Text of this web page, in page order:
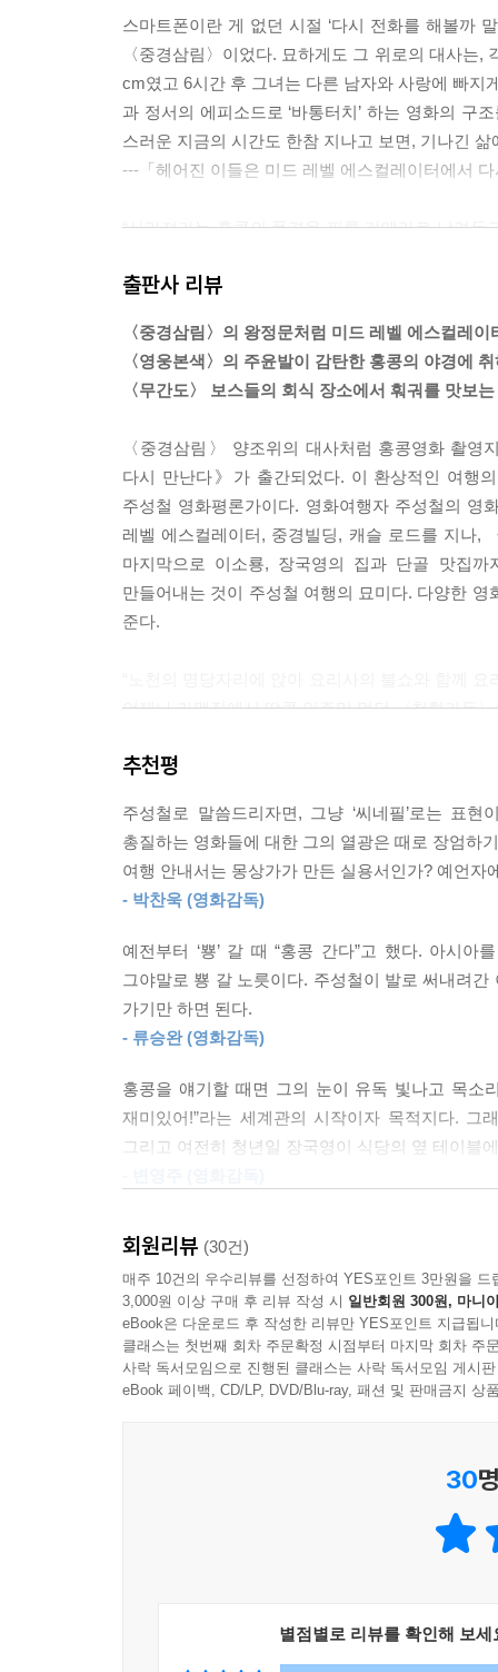
스마트폰이란 게 없던 시절 ‘다시 전화를 해볼까
〈중경삼림〉이었다. 묘하게도 그 위로의 대사는
cm였고 6시간 후 그녀는 다른 남자와 사랑에 빠지
과 정서의 에피소드로 ‘바통터치’ 하는 영화의 구
스러운 지금의 시간도 한참 지나고 보면, 기나긴
---「헤어진 이들은 미드 레벨 에스컬레이터에서
“사라져가는 홍콩의 풍경을 필름 카메라로 남겨
---「홍콩의 퐁피두 센터, 타이퀀」 중에서
하나의 공간 안에 이렇게 서로 다른 영화가 만나
콩은 그 자체로 영화 같은 곳이다. 이것이 우리가
---「소호의 시작 스탠턴 바」 중에서
영화에서는 낮에는 그야말로 인상 좋고 마음씨
의 화려한 칼솜씨가 예사롭게 보이지 않았다.
---「사이쿵에 가면 해산물을 맛보라」 중에서
출판사 리뷰
〈중경삼림〉의 왕정문처럼 미드 레벨 에스컬레이
〈영웅본색〉의 주윤발이 감탄한 홍콩의 야경에
〈무간도〉 보스들의 회식 장소에서 훠궈를 맛보
〈중경삼림〉 양조위의 대사처럼 홍콩영화 촬
다시 만난다》가 출간되었다. 이 환상적인 여행
주성철 영화평론가이다. 영화여행자 주성철의
레벨 에스컬레이터, 중경빌딩, 캐슬 로드를 지나,
마지막으로 이소룡, 장국영의 집과 단골 맛집
만들어내는 것이 주성철 여행의 묘미다. 다양한
준다.
언제나 가맥집에서 땅콩 안주만 먹던 〈첩혈가두
예비 영화여행자들을 위한
홍콩에 관한 한 AI처럼 모든 정보를 가슴으로
장소마다 술술 풀어내는 풍부한 영화 지식도 놀
뛰게 만든다. 장소를 찾아가는 법, 여행 동선도 친
QR코드’를 마련하여 홍콩여행을 원하는 독자
곳’으로 급부상한 틴하우와 타이항, 시골마을 샤
아무리 변해간다 해도
한 시대를 진하게 풍미했고, 지금은 새로운 OTT
홍콩영화를 통해 홍콩이 지나온 길을 하나씩 짚
추천평
주성철로 말씀드리자면, 그냥 ‘씨네필’로는 표
총질하는 영화들에 대한 그의 열광은 때로 장엄하
여행 안내서는 몽상가가 만든 실용서인가? 예언
- 박찬욱 (영화감독)
예전부터 ‘뿅’ 갈 때 “홍콩 간다”고 했다. 아시
그야말로 뿅 갈 노릇이다. 주성철이 발로 써내려
가기만 하면 된다.
- 류승완 (영화감독)
홍콩을 얘기할 때면 그의 눈이 유독 빛나고 목소
재미있어!”라는 세계관의 시작이자 목적지다.
그리고 여전히 청년일 장국영이 식당의 옆 테이블
회원리뷰 (30건)
매주 10건의 우수리뷰를 선정하여 YES포인트 3만원을 드
3,000원 이상 구매 후 리뷰 작성 시 일반회원 300원, 마니
eBook은 다운로드 후 작성한 리뷰만 YES포인트 지급됩니
클래스는 첫번째 회차 주문확정 시점부터 마지막 회차 주
사락 독서모임으로 진행된 클래스는 사락 독서모임 게시
eBook 페이백, CD/LP, DVD/Blu-ray, 패션 및 판매금지 상
30
별점별로 리뷰를 확인해 보세